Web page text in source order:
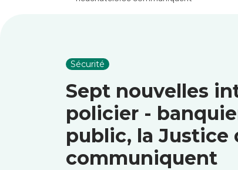
Sécurité
Sept nouvelles
policier -
public, la Justice
communiquent